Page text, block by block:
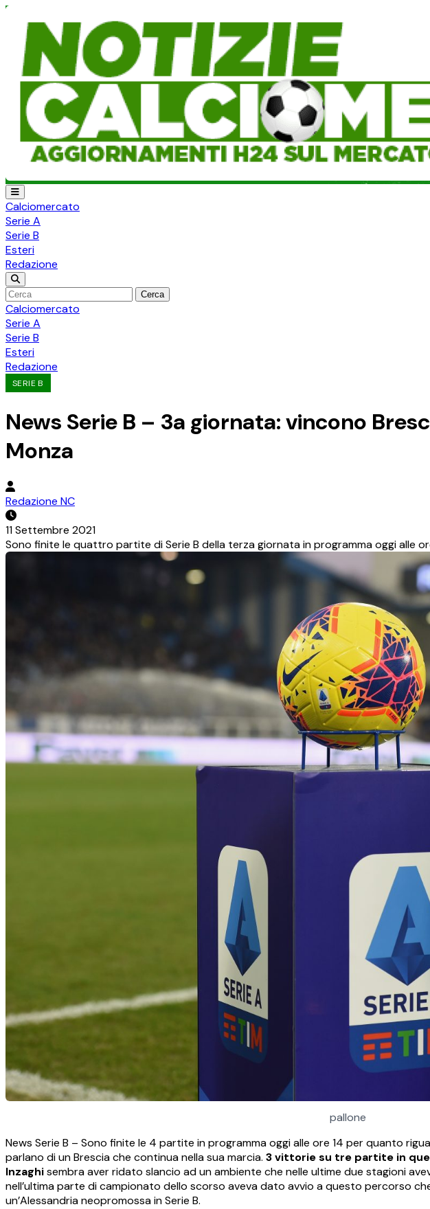
Calciomercato
Serie A
Serie B
Esteri
Redazione
Cerca
Calciomercato
Serie A
Serie B
Esteri
Redazione
SERIE B
News Serie B – 3a giornata: vincono
Monza
Redazione NC
11 Settembre 2021
Sono finite le quattro partite di Serie B della terza giornata in programma oggi alle
pallone
News Serie B – Sono finite le 4 partite in programma oggi alle ore 14 per quanto
parlano di un Brescia che continua nella sua marcia. 3 vittorie su tre partite in
Inzaghisembra aver ridato slancio ad un ambiente che nelle ultime due stagioni
nell’ultima parte di campionato dello scorso aveva dato avvio a questo percorso
un’Alessandria neopromossa in Serie B.